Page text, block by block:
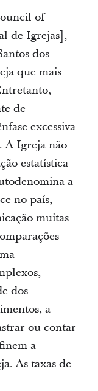
of
de Igrejas],
dos
que mais
de
excessiva
A Igreja não
estatística
a
no país,
muitas
dos
a
ou contar
a
As taxas de